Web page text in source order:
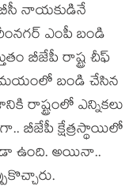
నాయ‌కుడినే
ఎంపీ బండి
బీజేపీ రాష్ట్ర చీఫ్
బండి చేసిన
రాష్ట్రంలో ఎన్నిక‌లు
బీజేపీ క్షేత్ర‌స్థాయిలో
ఉంది. అయినా..